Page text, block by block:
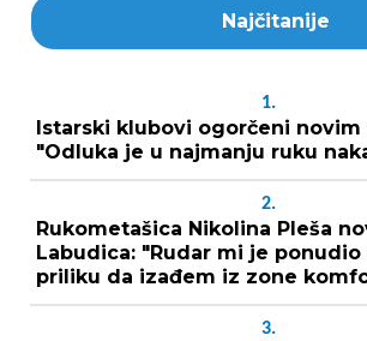
Najčitanije
1.
Istarski klubovi ogorčeni novim
"Odluka je u najmanju ruku
2.
Rukometašica Nikolina Pleša
Labudica: "Rudar mi je
priliku da izađem iz zone
3.